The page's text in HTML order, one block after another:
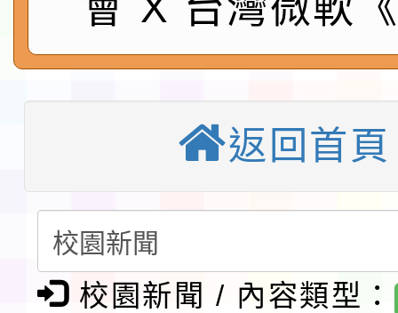
第3次招考代課鐘點教
告(不再辦理後續甄選)
檢送「桃園市115學年
賽實施要點」1份
程安排一案
「桃園市補助參觀特色
展演活動實施計畫」
請一案
教育部校安中心白海豚
報
淨零綠領人才培育課程
檢送桃園市115學年度
返回首頁
校園新聞 / 內容類型：